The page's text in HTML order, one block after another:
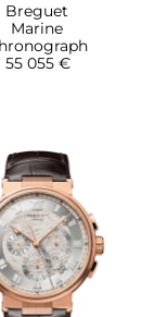
Breguet
Marine
55 055 €